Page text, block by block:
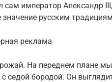
сам император Александр
русским
реклама
На переднем плане
с седой бородой. Он